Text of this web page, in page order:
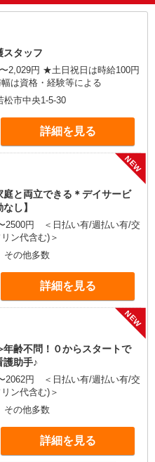
終了
タッフ
祝日は時給100円
は資格・経験等による
松市中央1-5-30
詳細を見る
NEW
庭と両立できる＊デイサービ
し】
2500円 ＜日払い有/週払い有/交
ン代含む)＞
の他多数
詳細を見る
NEW
齢不問！０からスタートで
護助手♪
2062円 ＜日払い有/週払い有/交
ン代含む)＞
の他多数
詳細を見る